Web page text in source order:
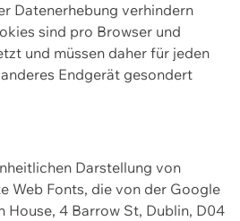
Datenerhebung verhindern
sind pro Browser und
und müssen daher für jeden
Endgerät gesondert
Darstellung von
Web Fonts, die von der Google
House, 4 Barrow St, Dublin, D04